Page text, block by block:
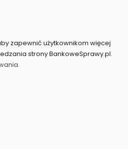
zapewnić użytkownikom więcej
strony BankoweSprawy.pl.